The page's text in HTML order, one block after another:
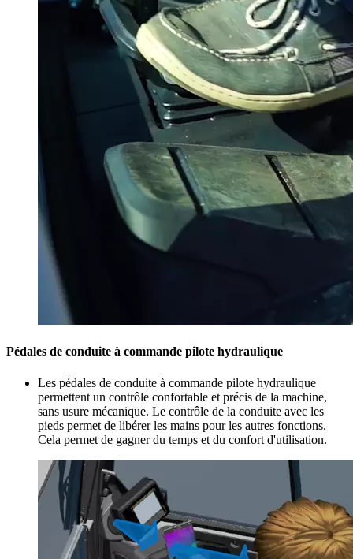
Pédales de conduite à commande pilote hydraulique
Les pédales de conduite à commande pilote hydraulique
permettent un contrôle confortable et précis de la machine,
sans usure mécanique. Le contrôle de la conduite avec les
pieds permet de libérer les mains pour les autres fonctions.
Cela permet de gagner du temps et du confort d'utilisation.